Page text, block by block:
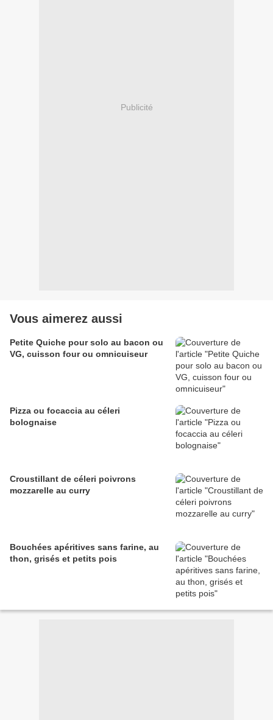
Publicité
Vous aimerez aussi
Petite Quiche pour solo au bacon ou
VG, cuisson four ou omnicuiseur
Pizza ou focaccia au céleri
bolognaise
Croustillant de céleri poivrons
mozzarelle au curry
Bouchées apéritives sans farine, au
thon, grisés et petits pois